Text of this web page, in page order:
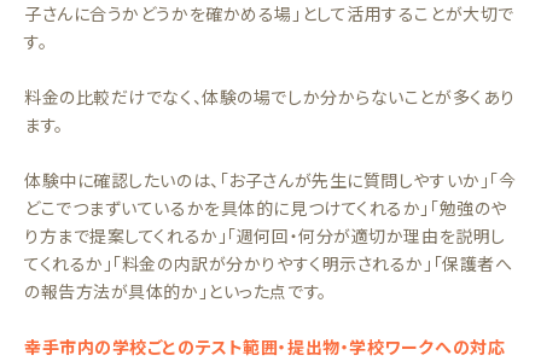
子さんに合うかどうかを確かめる場」として活用することが大切で
す。
料金の比較だけでなく、体験の場でしか分からないことが多くあり
ます。
体験中に確認したいのは、「お子さんが先生に質問しやすいか」「今
どこでつまずいているかを具体的に見つけてくれるか」「勉強のや
り方まで提案してくれるか」「週何回・何分が適切か理由を説明し
てくれるか」「料金の内訳が分かりやすく明示されるか」「保護者へ
の報告方法が具体的か」といった点です。
幸手市内の学校ごとのテスト範囲・提出物・学校ワークへの対応